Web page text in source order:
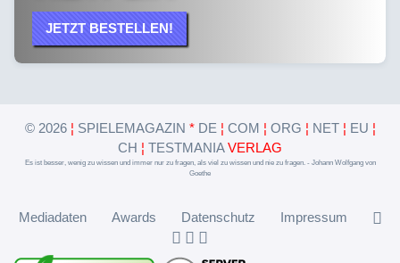
JETZT BESTELLEN!
© 2026 ¦ SPIELEMAGAZIN * DE ¦ COM ¦ ORG ¦ NET ¦ EU ¦
CH ¦ TESTMANIAVERLAG
Es ist besser, wenig zu wissen und immer nur zu fragen, als viel zu wissen und nie zu fragen. - Johann Wolfgang von
Goethe
Mediadaten Awards Datenschutz Impressum